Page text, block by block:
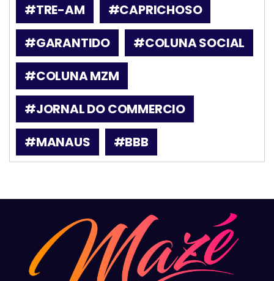
#TRE-AM
#CAPRICHOSO
#GARANTIDO
#COLUNA SOCIAL
#COLUNA MZM
#JORNAL DO COMMERCIO
#MANAUS
#BBB